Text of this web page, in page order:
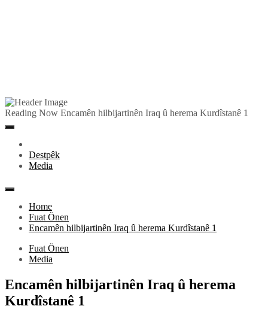
Skip
to
content
Pêlkurd
Reading Now Encamên hilbijartinên Iraq û herema Kurdîstanê 1
Primary
Destpêk
Media
Home
Fuat Önen
Encamên hilbijartinên Iraq û herema Kurdîstanê 1
Fuat Önen
Media
Encamên hilbijartinên Iraq û herema
Kurdîstanê 1